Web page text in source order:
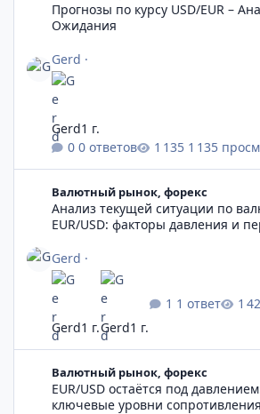
Прогнозы по курсу USD/EUR –
Ожидания
Gerd ·
0 ответов 1 135
Gerd1 г.
Валютный рынок, форекс
Анализ текущей ситуации по
EUR/USD: факторы давления и
Gerd ·
1 ответ
Gerd1 г.Gerd1 г.
Валютный рынок, форекс
EUR/USD остаётся под
ключевые уровни сопротивления